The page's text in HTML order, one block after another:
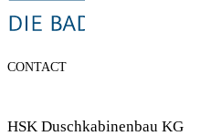
CONTACT
HSK Duschkabinenbau KG